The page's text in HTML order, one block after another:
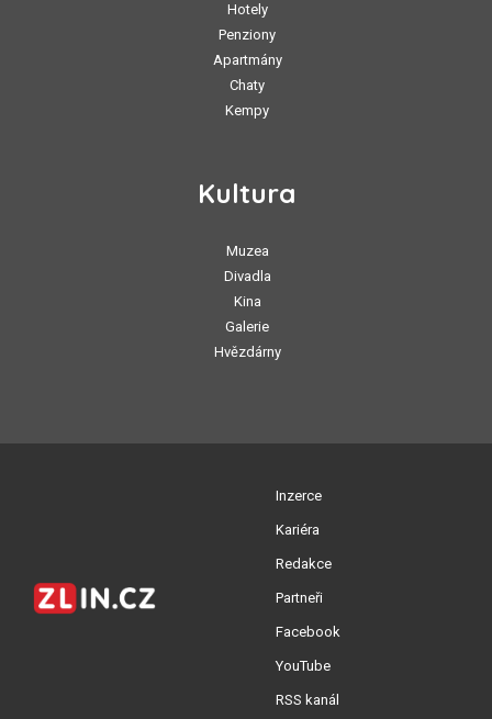
Hotely
Penziony
Apartmány
Chaty
Kempy
Kultura
Muzea
Divadla
Kina
Galerie
Hvězdárny
Inzerce
Kariéra
Redakce
Partneři
Facebook
YouTube
RSS kanál